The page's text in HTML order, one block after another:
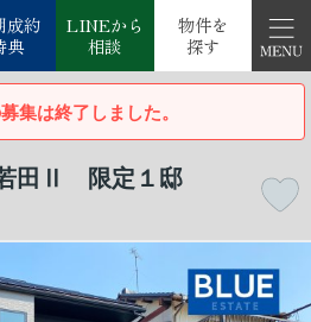
成約
典
LINEから
相談
物件を
探す
集は終了しました。
若田Ⅱ 限定１邸